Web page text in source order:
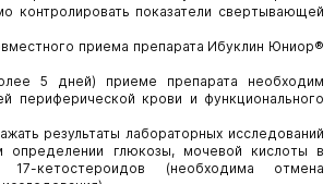
контролировать показатели свертывающей
приема препарата Ибуклин Юниор®
5 дней) приеме препарата необходим
периферической крови и функционального
результаты лабораторных исследований
определении глюкозы, мочевой кислоты в
17-кетостероидов (необходима отмена